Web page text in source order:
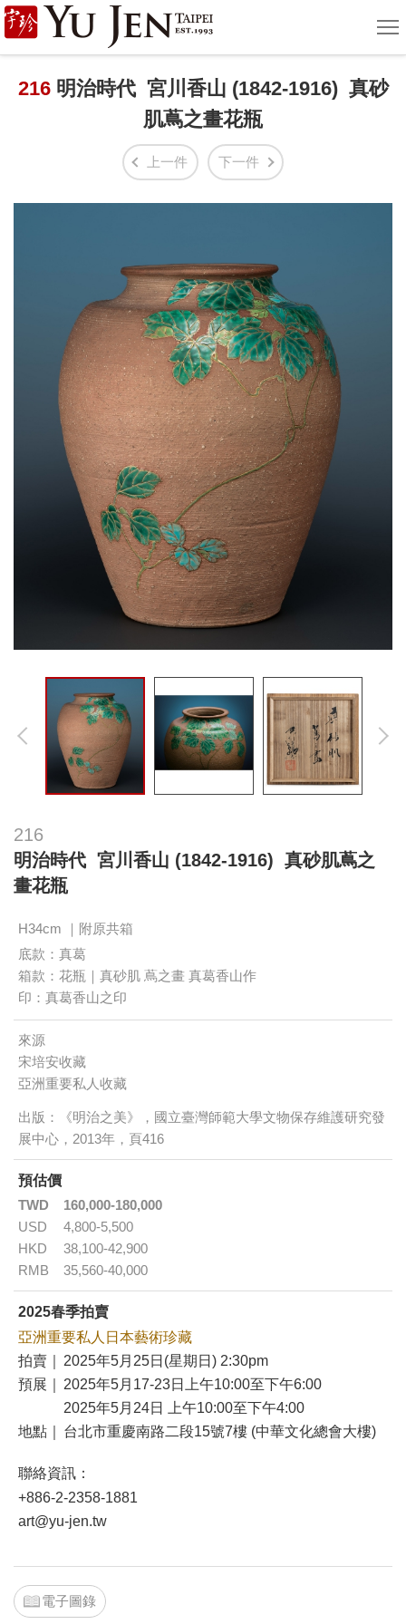
宇
珍
國
術
Taipei
單
216明治時代 宮川香山 (1842-1916) 真砂
肌蔦之畫花瓶
上一件 下一件
216
明治時代 宮川香山 (1842-1916) 真砂肌蔦之
畫花瓶
H34cm ｜附原共箱
底款：真葛
箱款：花瓶｜真砂肌 蔦之畫 真葛香山作
印：真葛香山之印
來源
宋培安收藏
亞洲重要私人收藏
出版：《明治之美》，國立臺灣師範大學文物保存維護研究發
展中心，2013年，頁416
預估價
TWD
160,000-180,000
USD
4,800-5,500
HKD
38,100-42,900
RMB
35,560-40,000
2025春季拍賣
亞洲重要私人日本藝術珍藏
拍賣｜
2025年5月25日(星期日) 2:30pm
預展｜
2025年5月17-23日上午10:00至下午6:00
2025年5月24日 上午10:00至下午4:00
地點｜
台北市重慶南路二段15號7樓 (中華文化總會大樓)
聯絡資訊：
+886-2-2358-1881
art@yu-jen.tw
電子圖錄